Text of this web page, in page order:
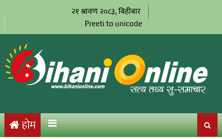
२१ श्रावण २०८३, बिहीबार
Preeti to unicode
होम